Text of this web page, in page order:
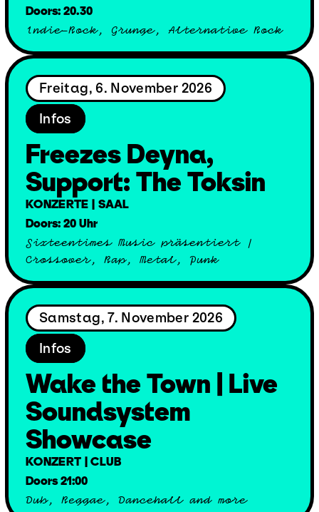
Doors: 20.30
Indie-Rock, Grunge, Alternative Rock
Freitag, 6. November 2026
Infos
Freezes Deyna,
Support: The Toksin
KONZERTE | SAAL
Doors: 20 Uhr
Sixteentimes Music präsentiert |
Crossover, Rap, Metal, Punk
Samstag, 7. November 2026
Infos
Wake the Town | Live
Soundsystem
Showcase
KONZERT | CLUB
Doors 21:00
Dub, Reggae, Dancehall and more